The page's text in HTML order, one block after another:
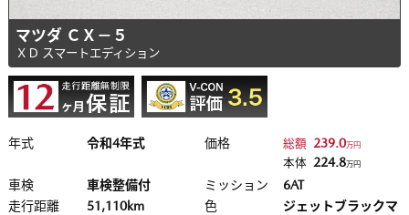
マツダ ＣＸ－５
ＸＤ スマートエディション
年式 令和4年式 価格 総額 239.0万円
本体 224.8万円
車検 車検整備付 ミッション
6AT
走行距離
51,110km 色
ジェットブラックマ